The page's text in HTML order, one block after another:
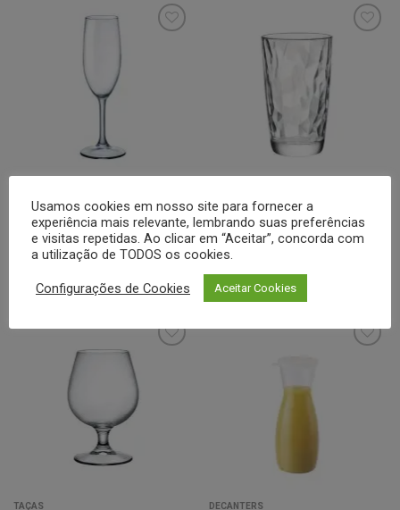
Taça Cristal de Champanhe
205 ml – Riserva – Bormioli
Rocco
Minha
lista de
desejos
Copo Alto 470 ml – Diamond –
Bormioli Rocco
Este
tem
lista de
desejos
TAÇAS DECANTERS
Usamos cookies em nosso site para fornecer a
experiência mais relevante, lembrando suas preferências
e visitas repetidas. Ao clicar em “Aceitar”, concorda com
a utilização de TODOS os cookies.
Configurações de Cookies Aceitar Cookies